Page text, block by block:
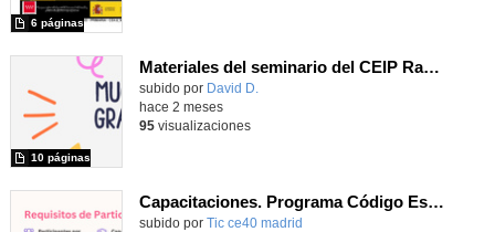
6 páginas
Materiales del seminario del CEIP Ramón Linacero
Contenido educativo.
subido por David D.
10 páginas
hace 2 meses
95visualizaciones
Capacitaciones. Programa Código Escuela 4.0_Madrid
subido por Tic ce40 madrid